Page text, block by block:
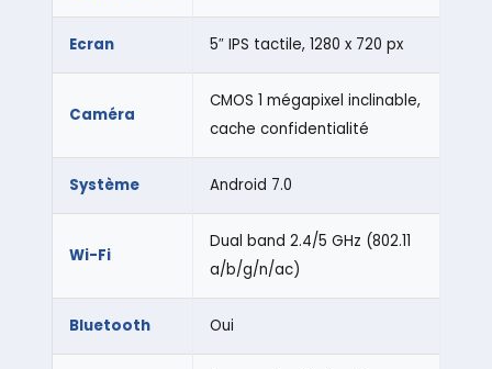
Ecran 5″ IPS tactile, 1280 x 720 px
Caméra
CMOS 1 mégapixel inclinable,
cache confidentialité
Système Android 7.0
Wi-Fi
Dual band 2.4/5 GHz (802.11
a/b/g/n/ac)
Bluetooth Oui